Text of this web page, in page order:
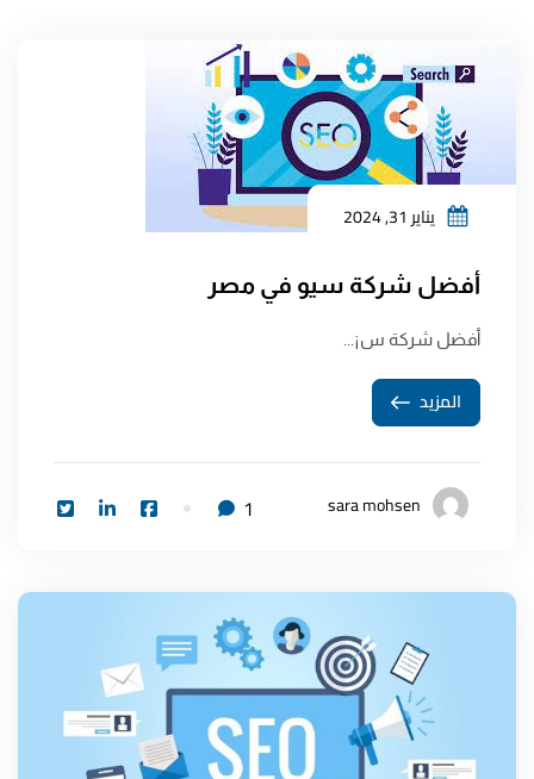
يناير 31, 2024
أفضل شركة سيو في مصر
أفضل شركة س¡...
المزيد
sara mohsen
1